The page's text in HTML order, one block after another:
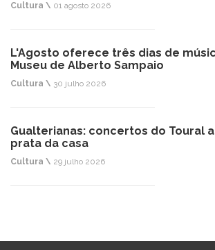
Cultura \ 01 agosto 2026
L'Agosto oferece três dias de
Museu de Alberto Sampaio
Cultura \ 30 julho 2026
Gualterianas: concertos do Toural
prata da casa
Cultura \ 29 julho 2026